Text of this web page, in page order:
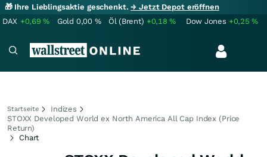
🎁 Ihre Lieblingsaktie geschenkt.→ Jetzt Depot eröffnen
DAX +0,69% Gold 0,00 % Öl (Brent) +0,18% Dow Jones +0,25%
Startseite
Indizes
STOXX Developed World ex North America All Cap Index (Price
Return)
Chart